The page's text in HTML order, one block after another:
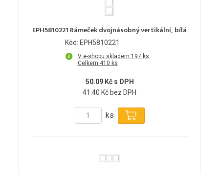
EPH5810221 Rámeček dvojnásobný vertikální, bílá
Kód: EPH5810221
V e-shopu skladem 197 ks
Celkem 410 ks
50.09 Kč s DPH
41.40 Kč bez DPH
ks